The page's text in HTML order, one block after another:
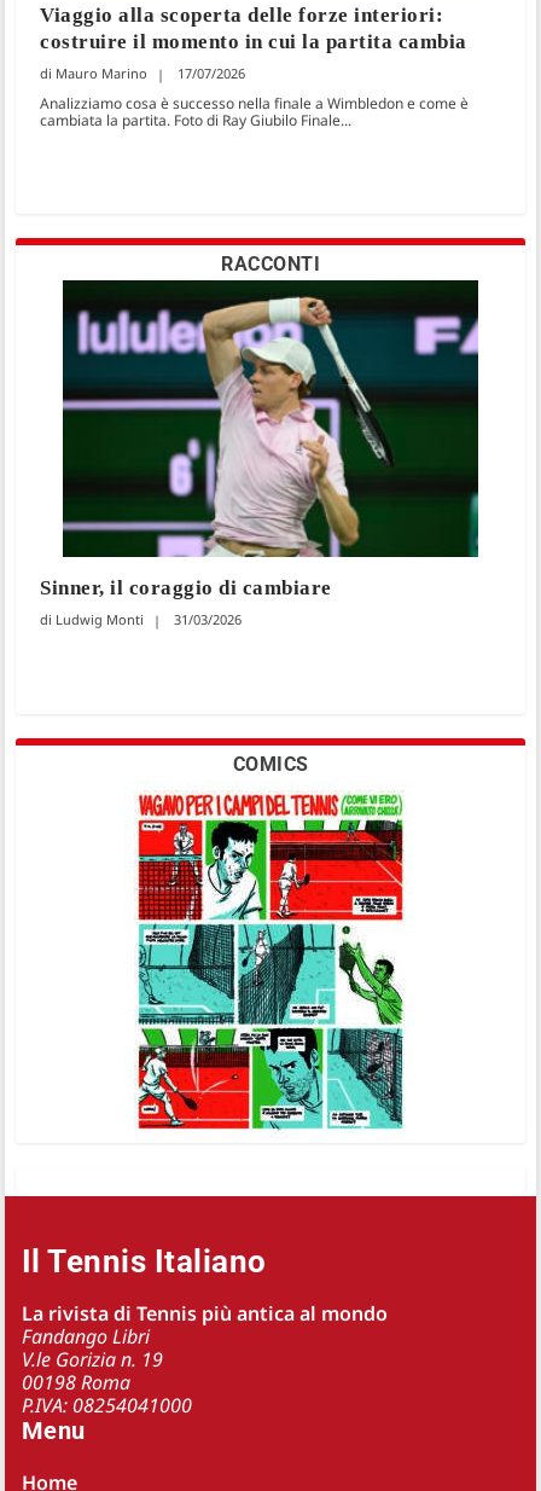
Viaggio alla scoperta delle forze interiori:
costruire il momento in cui la partita cambia
Mauro Marino 17/07/2026
Analizziamo cosa è successo nella finale a Wimbledon e come è
cambiata la partita. Foto di Ray Giubilo Finale...
RACCONTI
Sinner, il coraggio di cambiare
Ludwig Monti 31/03/2026
COMICS
Il Tennis Italiano
La rivista di Tennis più antica al mondo
Fandango Libri
V.le Gorizia n. 19
00198 Roma
P.IVA: 08254041000
Menu
Home